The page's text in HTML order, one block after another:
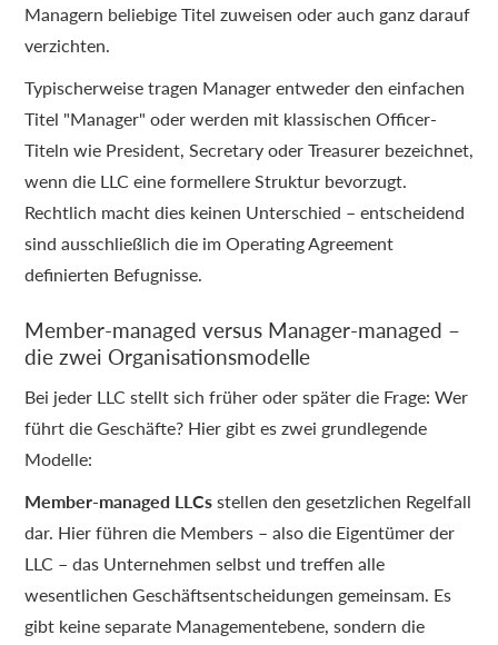
Managern beliebige Titel zuweisen oder auch ganz darauf
verzichten.
Typischerweise tragen Manager entweder den einfachen
Titel "Manager" oder werden mit klassischen Officer-
Titeln wie President, Secretary oder Treasurer bezeichnet,
wenn die LLC eine formellere Struktur bevorzugt.
Rechtlich macht dies keinen Unterschied – entscheidend
sind ausschließlich die im Operating Agreement
definierten Befugnisse.
Member-managed versus Manager-managed –
die zwei Organisationsmodelle
Bei jeder LLC stellt sich früher oder später die Frage: Wer
führt die Geschäfte? Hier gibt es zwei grundlegende
Modelle:
Member-managed LLCsstellen den gesetzlichen Regelfall
dar. Hier führen die Members – also die Eigentümer der
LLC – das Unternehmen selbst und treffen alle
wesentlichen Geschäftsentscheidungen gemeinsam. Es
gibt keine separate Managementebene, sondern die